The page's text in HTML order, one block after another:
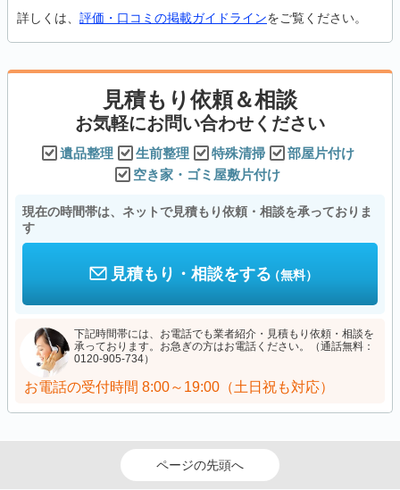
詳しくは、 評価・口コミの掲載ガイドラインをご覧ください。
見積もり依頼＆相談
お気軽にお問い合わせください
遺品整理 生前整理 特殊清掃
部屋片付け
空き家・ゴミ屋敷片付け
現在の時間帯は、ネットで見積もり依頼・相談を承っておりま
す
見積もり・相談をする（無料）
下記時間帯には、お電話でも業者紹介・見積もり依頼・相談を
承っております。お急ぎの方はお電話ください。（通話無料：
0120-905-734）
お電話の受付時間 8:00～19:00（土日祝も対応）
ページの先頭へ